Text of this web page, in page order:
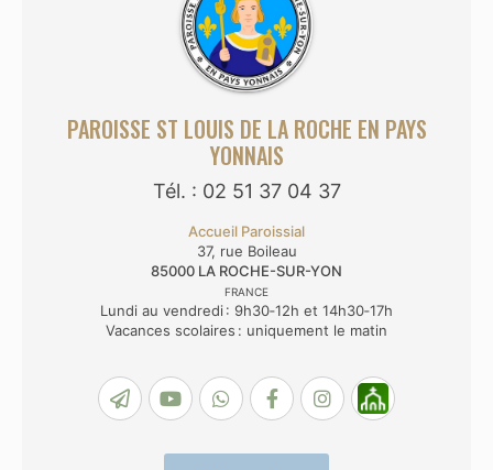
PAROISSE ST LOUIS DE LA ROCHE EN PAYS
YONNAIS
Tél. : 02 51 37 04 37
Accueil Paroissial
37, rue Boileau
85000 LA ROCHE-SUR-YON
FRANCE
Lundi au vendredi : 9h30‑12h et 14h30‑17h
Vacances scolaires : uniquement le matin